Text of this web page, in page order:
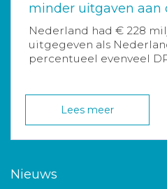
minder uitgaven aan
Nederland had € 228
uitgegeven als
percentueel evenveel
Lees meer
Nieuws